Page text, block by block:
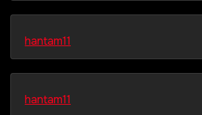
hantam11
hantam11